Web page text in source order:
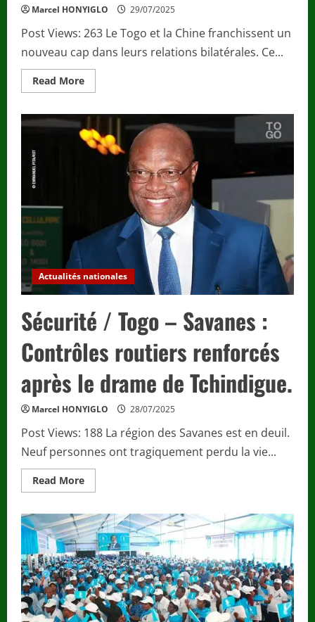
Marcel HONYIGLO 29/07/2025
Post Views: 263 Le Togo et la Chine franchissent un
nouveau cap dans leurs relations bilatérales. Ce...
Read MoreRead
more
Chine–
Togo
:
président
sagesse,
reçoit
d’un
nouveau
partenariat.
Actualités nationales
Sécurité / Togo – Savanes :
Contrôles routiers renforcés
après le drame de Tchindigue.
Marcel HONYIGLO 28/07/2025
Post Views: 188 La région des Savanes est en deuil.
Neuf personnes ont tragiquement perdu la vie...
Read MoreRead
more
/
Togo
–
Savanes
:
Contrôles
routiers
renforcés
après
le
drame